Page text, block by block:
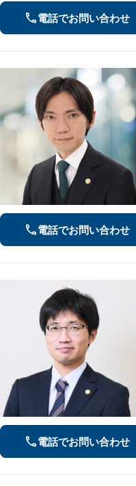
電話でお問い合わせ
電話でお問い合わせ
電話でお問い合わせ